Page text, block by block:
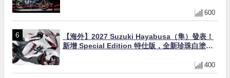
600
【海外】2027 Suzuki Hayabusa（隼）發表！
新增 Special Edition 特仕版，全新珍珠白塗裝
400